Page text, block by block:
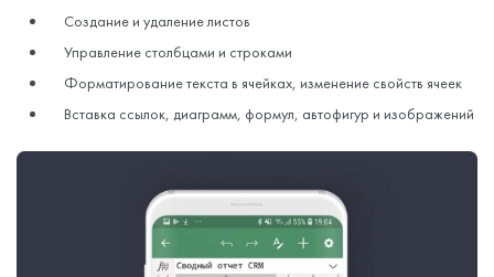
Создание и удаление листов
Управление столбцами и строками
Форматирование текста в ячейках, изменение свойств ячеек
Вставка ссылок, диаграмм, формул, автофигур и изображений